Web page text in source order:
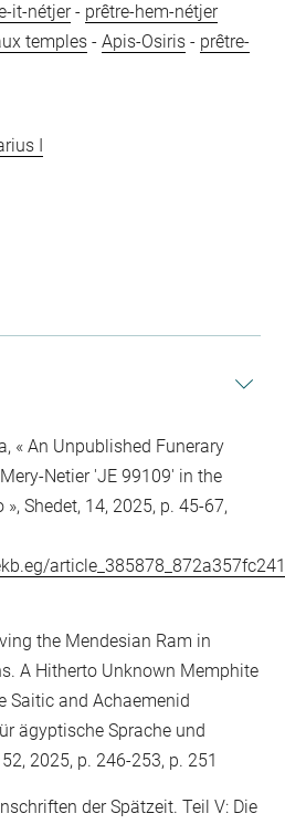
it-nétjer- prêtre-hem-nétjer
temples -Apis-Osiris - prêtre-
I
« An Unpublished Funerary
Netier 'JE 99109' in the
Shedet, 14, 2025, p. 45-67,
the Mendesian Ram in
A Hitherto Unknown Memphite
Saitic and Achaemenid
ägyptische Sprache und
2025, p. 246-253, p. 251
der Spätzeit. Teil V: Die